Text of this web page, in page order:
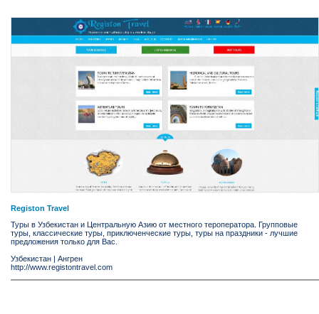
Registon Travel
Туры в Узбекистан и Центральную Азию от местного тероператора. Групповые
туры, классические туры, приключенческие туры, туры на праздники - лучшие
предложения только для Вас.
Узбекистан | Ангрен
http://www.registontravel.com